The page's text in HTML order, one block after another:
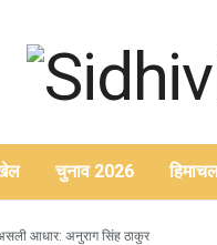
चुनाव 2026
आधार: अनुराग सिंह ठाकुर